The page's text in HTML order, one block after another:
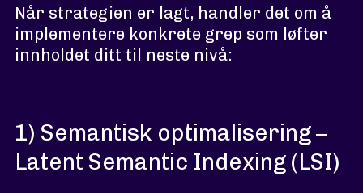
Når strategien er lagt, handler det om å
implementere konkrete grep som løfter
innholdet ditt til neste nivå:
1) Semantisk optimalisering –
Latent Semantic Indexing (LSI)